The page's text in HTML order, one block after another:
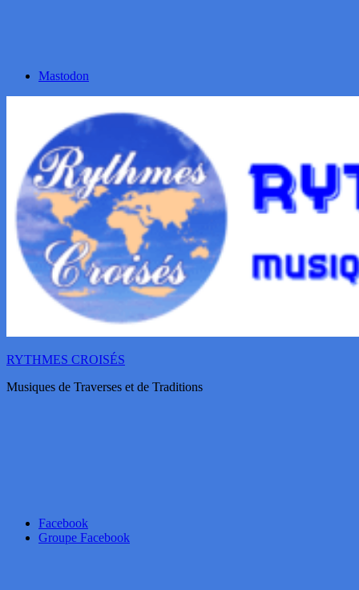
Mastodon
RYTHMES CROISÉS
Musiques de Traverses et de Traditions
Facebook
Groupe Facebook